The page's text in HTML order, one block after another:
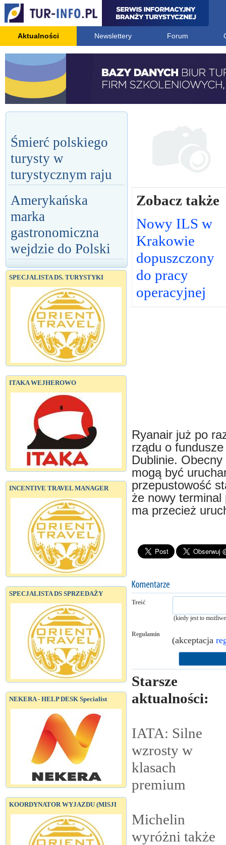
Aktualności Newslettery Forum
Śmierć polskiego
turysty w
turystycznym raju
Amerykańska
marka
gastronomiczna
wejdzie do Polski
SPECJALISTA DS. TURYSTYKI
ITAKA WEJHEROWO
INCENTIVE TRAVEL MANAGER
SPECJALISTA DS SPRZEDAŻY
NEKERA - HELP DESK Specialist
KOORDYNATOR WYJAZDU (MISJI
Zobacz także
Nowy ILS w
Krakowie
dopuszczony
do pracy
operacyjnej
Ryanair już po
rządu o
Dublinie.
mogą być
przepustowość
że nowy
ma przecież
Treść
(kiedy jest to
Regulamin
(akceptacja
Starsze
aktualności:
IATA: Silne
wzrosty w
klasach
premium
Michelin
wyróżni także